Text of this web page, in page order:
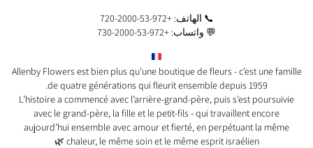
📞 الهاتف: +972-53-2000-720
💬 واتساب: +972-53-2000-730
Allenby Flowers est bien plus qu’une boutique de fleurs - c’est une famille
de quatre générations qui fleurit ensemble depuis 1959.
L’histoire a commencé avec l’arrière-grand-père, puis s’est poursuivie
avec le grand-père, la fille et le petit-fils - qui travaillent encore
aujourd’hui ensemble avec amour et fierté, en perpétuant la même
chaleur, le même soin et le même esprit israélien 🌿